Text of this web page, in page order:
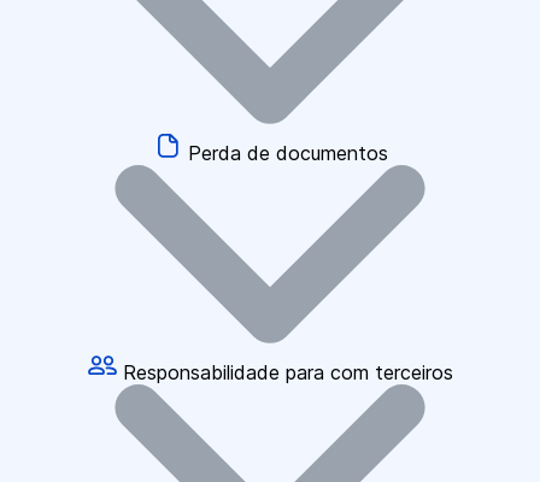
Perda de documentos
Responsabilidade para com terceiros